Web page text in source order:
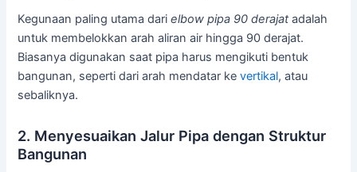
Kegunaan paling utama darielbow pipa 90 derajatadalah
untuk membelokkan arah aliran air hingga 90 derajat.
Biasanya digunakan saat pipa harus mengikuti bentuk
bangunan, seperti dari arah mendatar kevertikal, atau
sebaliknya.
2. Menyesuaikan Jalur Pipa dengan Struktur
Bangunan